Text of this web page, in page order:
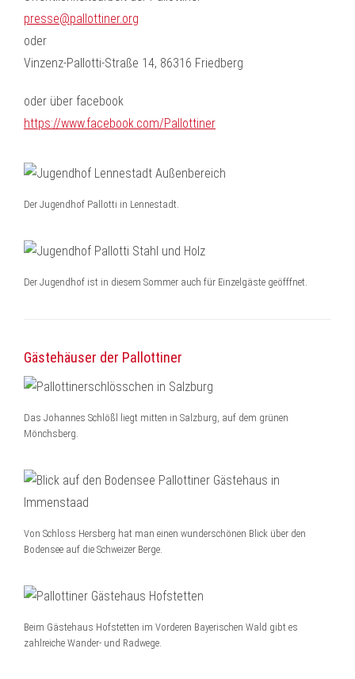
presse@pallottiner.org
oder
Vinzenz-Pallotti-Straße 14, 86316 Friedberg
oder über facebook
https://www.facebook.com/Pallottiner
Der Jugendhof Pallotti in Lennestadt.
Der Jugendhof ist in diesem Sommer auch für Einzelgäste geöfffnet.
Gästehäuser der Pallottiner
Das Johannes Schlößl liegt mitten in Salzburg, auf dem grünen
Mönchsberg.
Von Schloss Hersberg hat man einen wunderschönen Blick über den
Bodensee auf die Schweizer Berge.
Beim Gästehaus Hofstetten im Vorderen Bayerischen Wald gibt es
zahlreiche Wander- und Radwege.